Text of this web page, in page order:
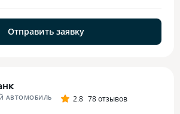
Отправить заявку
АВТОМОБИЛЬ 2.8 78 отзывов